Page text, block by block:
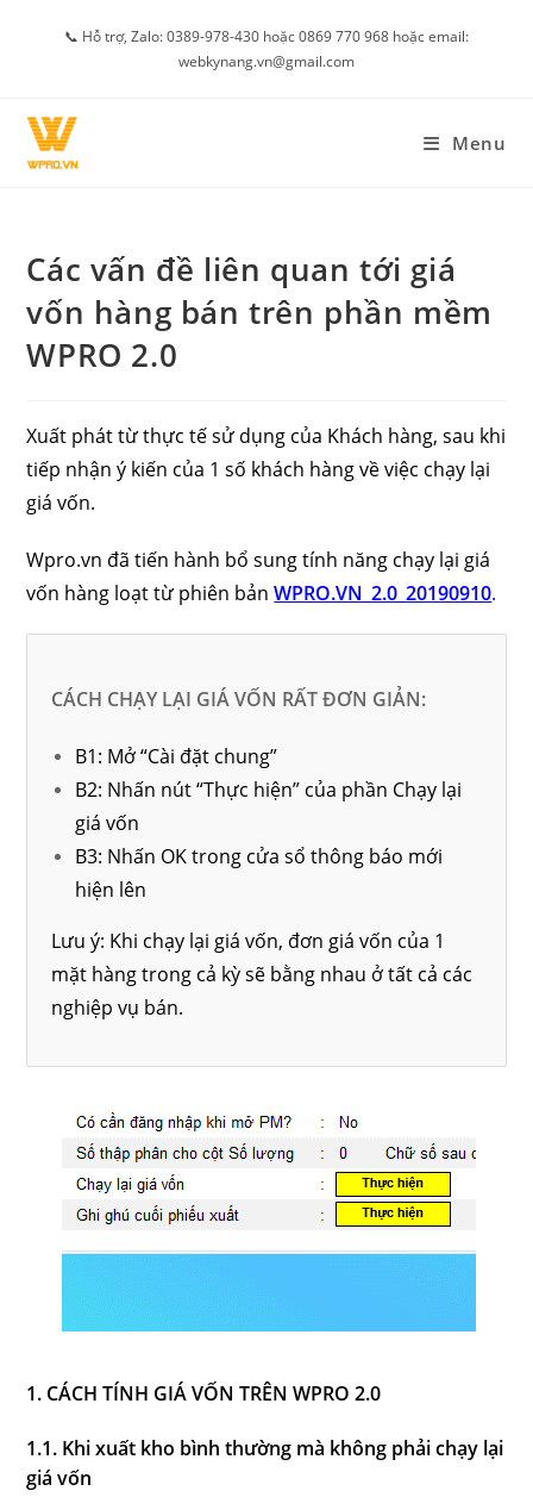
📞 Hỗ trợ, Zalo: 0389-978-430 hoặc 0869 770 968 hoặc email:
webkynang.vn@gmail.com
Menu
Các vấn đề liên quan tới giá
vốn hàng bán trên phần mềm
WPRO 2.0
Xuất phát từ thực tế sử dụng của Khách hàng, sau khi
tiếp nhận ý kiến của 1 số khách hàng về việc chạy lại
giá vốn.
Wpro.vn đã tiến hành bổ sung tính năng chạy lại giá
vốn hàng loạt từ phiên bản WPRO.VN_2.0_20190910.
CÁCH CHẠY LẠI GIÁ VỐN RẤT ĐƠN GIẢN:
B1: Mở “Cài đặt chung”
B2: Nhấn nút “Thực hiện” của phần Chạy lại
giá vốn
B3: Nhấn OK trong cửa sổ thông báo mới
hiện lên
Lưu ý: Khi chạy lại giá vốn, đơn giá vốn của 1
mặt hàng trong cả kỳ sẽ bằng nhau ở tất cả các
nghiệp vụ bán.
1. CÁCH TÍNH GIÁ VỐN TRÊN WPRO 2.0
1.1. Khi xuất kho bình thường mà không phải chạy lại
giá vốn